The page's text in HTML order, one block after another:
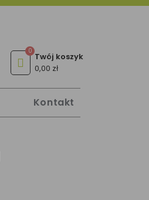
0,00 zł
Kontakt